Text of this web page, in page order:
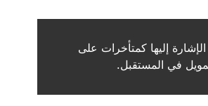
إليها كمتأخرات على
في المستقبل.